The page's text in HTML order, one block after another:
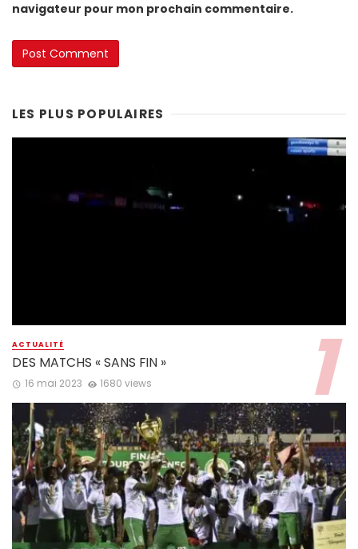
navigateur pour mon prochain commentaire.
LES PLUS POPULAIRES
ACTUALITÉ
DES MATCHS « SANS FIN »
16 mai 2023 1680 views